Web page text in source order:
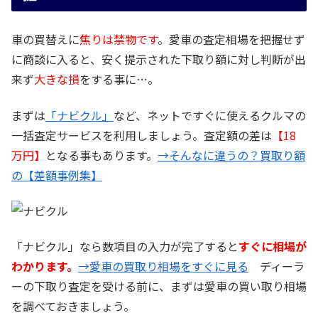
車の買替えに焦りは禁物です。愛車の査定相場を把握せず
に商談に入ると、安く提示された下取り額に対し判断が出
来ず大きな損をする事に…。
まずは 「ナビクル」 など、ネットですぐに使えるクルマの
一括査定サービスを利用しましょう。査定額の差は 【18
万円】 となる事もあります。 →そんなに違うの？買取り額
の【差額事例集】
「ナビクル」なら数項目の入力が完了するとすぐに相場が
わかります。 →愛車の買取り相場をすぐに見る ディーラ
ーの下取り査定を受ける前に、まずは愛車の買い取り相場
を調べておきましょう。